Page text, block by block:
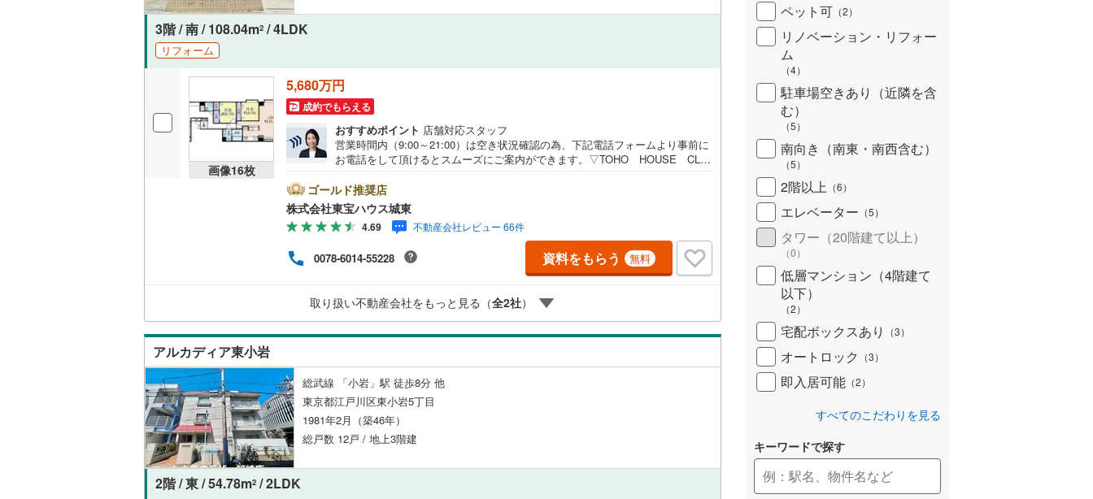
3階 / 南 / 108.04m2 / 4LDK
リフォーム
画像16枚
5,680万円
成約でもらえる
おすすめポイント 店舗対応スタッフ
営業時間内（9:00～21:00）は空き状況確認の為、下記電話フォームより事前に
お電話をして頂けるとスムーズにご案内ができます。▽TOHO HOUSE CLU
て暮らしの「安心」を守り続けます。【Yahoo！ 不動産キャンペーン対象店
舗】当店で物件を成約するとPayPayボーナスライトがもらえる「Yahoo！ 不動
産 物件ご成約キャンペーン」の対象になります。「資料をもらう」「見学予約
をする」ボタンからお問い合わせください。※必ずYahoo！ JAPAN IDでログイ
ンしてください。※PayPayボーナスライトは出金と譲渡はできません。ご案
内・詳細な資料のご請求はお気軽にどうぞ♪お電話でのお問い合わせも常時受け
付けております！■頭金0円からのご購入可能です■（諸費用もOK）お気軽にお
ゴールド推奨店
株式会社東宝ハウス城東
4.69 不動産会社レビュー 66件
0078-6014-55228 資料をもらう 無料
取り扱い不動産会社をもっと見る（全2社）
アルカディア東小岩
総武線 「小岩」駅 徒歩8分 他
東京都江戸川区東小岩5丁目
1981年2月（築46年）
総戸数 12戸 / 地上3階建
2階 / 東 / 54.78m2 / 2LDK
ペット可 （2）
リノベーション・リフォー
ム
（4）
駐車場空きあり（近隣を含
む）
（5）
南向き（南東・南西含む）
（5）
2階以上 （6）
エレベーター （5）
タワー（20階建て以上）
（0）
低層マンション（4階建て
以下）
（2）
宅配ボックスあり （3）
オートロック （3）
即入居可能 （2）
すべてのこだわりを見る
キーワードで探す